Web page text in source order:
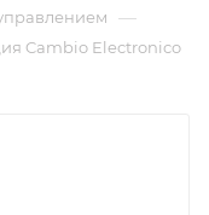
—
Cambio Electronico